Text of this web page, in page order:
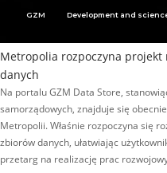
GZM Development and
Metropolia rozpoczyna
danych
Na portalu GZM Data Store,
samorządowych, znajduje się
Metropolii. Właśnie rozpoczyna się
zbiorów danych, ułatwiając
przetarg na realizację prac